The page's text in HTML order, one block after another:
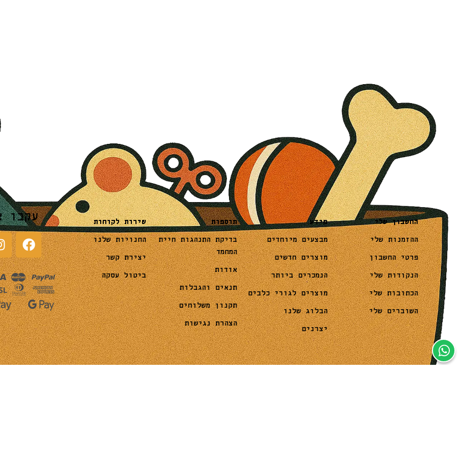
החשבון שלי
ההזמנות שלי
פרטי החשבון
הנקודות שלי
הכתובות שלי
השוברים שלי
מידע
מבצעים מיוחדים
מוצרים חדשים
הנמכרים ביותר
מוצרים לגורי כלבים
הבלוג שלנו
יצרנים
תוספות
בדיקת התנהגות חיית
המחמד
אודות
תנאים והגבלות
תקנון משלוחים
הצהרת נגישות
שירות לקוחות
החנויות שלנו
יצירת קשר
ביטול עסקה
עקבו